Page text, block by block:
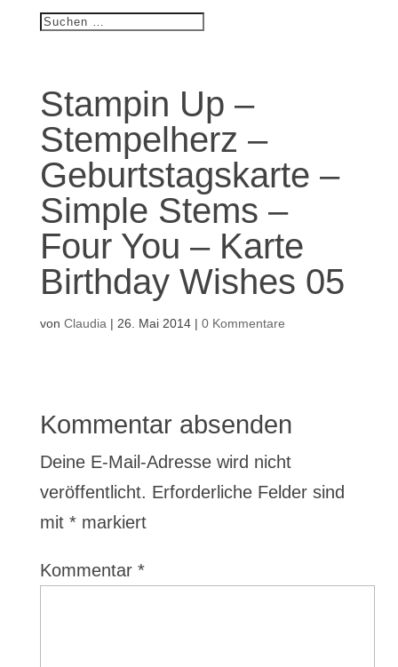
Stampin Up –
Stempelherz –
Geburtstagskarte –
Simple Stems –
Four You – Karte
Birthday Wishes 05
von Claudia | 26. Mai 2014| 0 Kommentare
Kommentar absenden
Deine E-Mail-Adresse wird nicht
veröffentlicht. Erforderliche Felder sind
mit *markiert
Kommentar *